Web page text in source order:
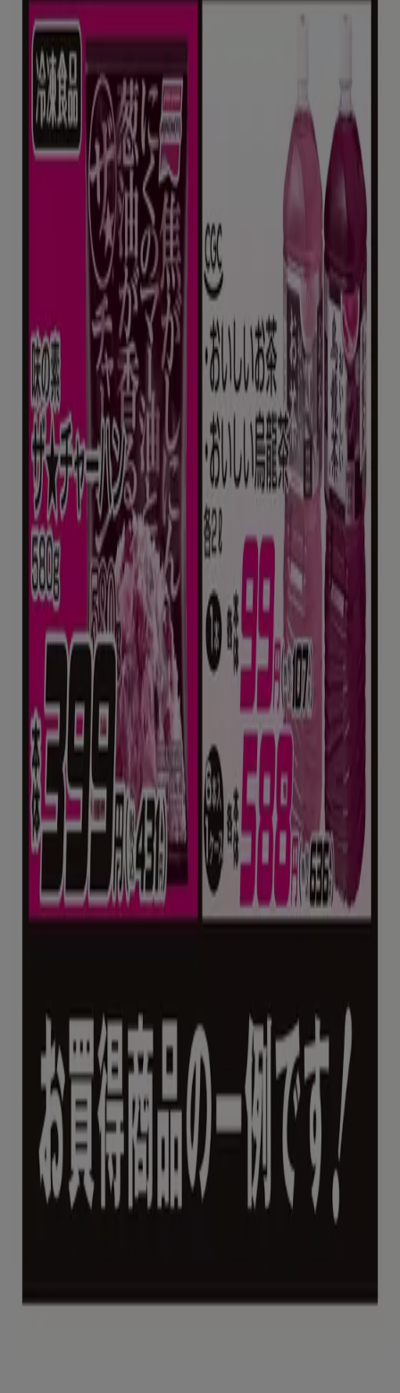
Tiendeoは世界中でのローカルショッピングを改革するIT企
業Shopfullyの一社です。
Tiendeo
私たちが行うこと
ビジネスソリューションをみる
ニュース・メディア
ビジネス契約
お問い合わせ
マーケテイング＆ビジネスリクエスト
地図上で店舗が誤った場所にあります
検索方法
ブランド
地元ブランド
割引情報
近くのお店
製品紹介
地元産品
都市